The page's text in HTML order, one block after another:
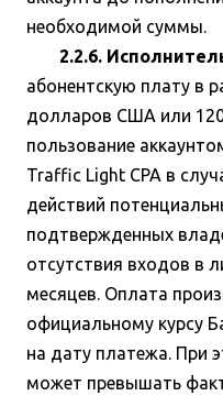
необходимой суммы.
2.2.6.
абонентскую плату в
долларов США или
пользование
Traffic Light CPA в
действий
подтвержденных
отсутствия входов в
месяцев. Оплата
официальному курсу
на дату платежа. При
может превышать